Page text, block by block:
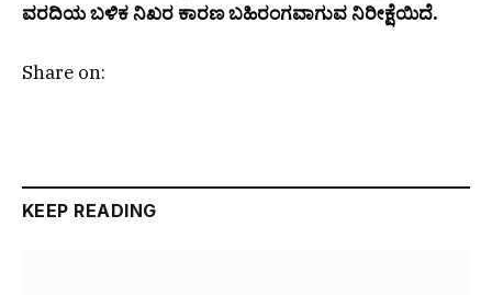
ವರದಿಯ ಬಳಿಕ ನಿಖರ ಕಾರಣ ಬಹಿರಂಗವಾಗುವ ನಿರೀಕ್ಷೆಯಿದೆ.
Share on:
KEEP READING